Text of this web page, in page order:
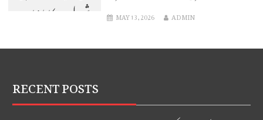
شمولیت کا اشارہ:
MAY 13, 2026 ADMIN
RECENT POSTS